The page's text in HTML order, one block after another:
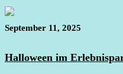
September 11, 2025
Halloween im